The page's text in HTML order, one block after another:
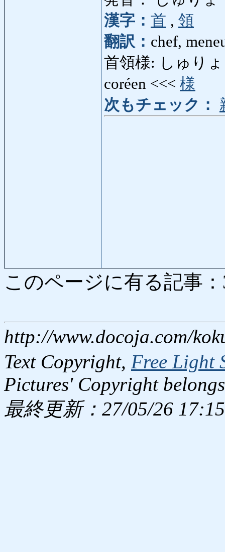
漢字： 首 , 領
翻訳： chef,
首領様: しゅりょ
coréen <<< 様
次もチェック：
このページに有る記事
http://www.docoja.com/
Text Copyright, Free Light
Pictures' Copyright
最終更新：27/05/26 17:15